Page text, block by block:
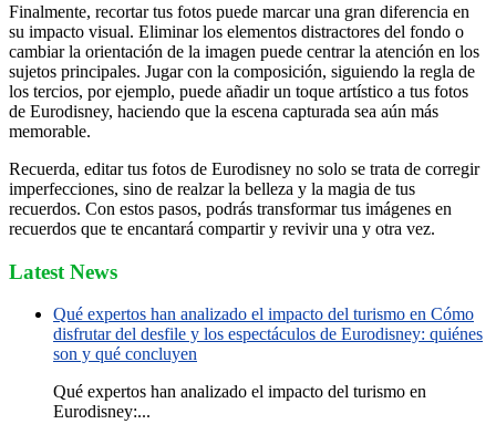
Finalmente, recortar tus fotos puede marcar una gran diferencia en
su impacto visual. Eliminar los elementos distractores del fondo o
cambiar la orientación de la imagen puede centrar la atención en los
sujetos principales. Jugar con la composición, siguiendo la regla de
los tercios, por ejemplo, puede añadir un toque artístico a tus fotos
de Eurodisney, haciendo que la escena capturada sea aún más
memorable.
Recuerda, editar tus fotos de Eurodisney no solo se trata de corregir
imperfecciones, sino de realzar la belleza y la magia de tus
recuerdos. Con estos pasos, podrás transformar tus imágenes en
recuerdos que te encantará compartir y revivir una y otra vez.
Latest News
Qué expertos han analizado el impacto del turismo en Cómo
disfrutar del desfile y los espectáculos de Eurodisney: quiénes
son y qué concluyen
Qué expertos han analizado el impacto del turismo en
Eurodisney:...